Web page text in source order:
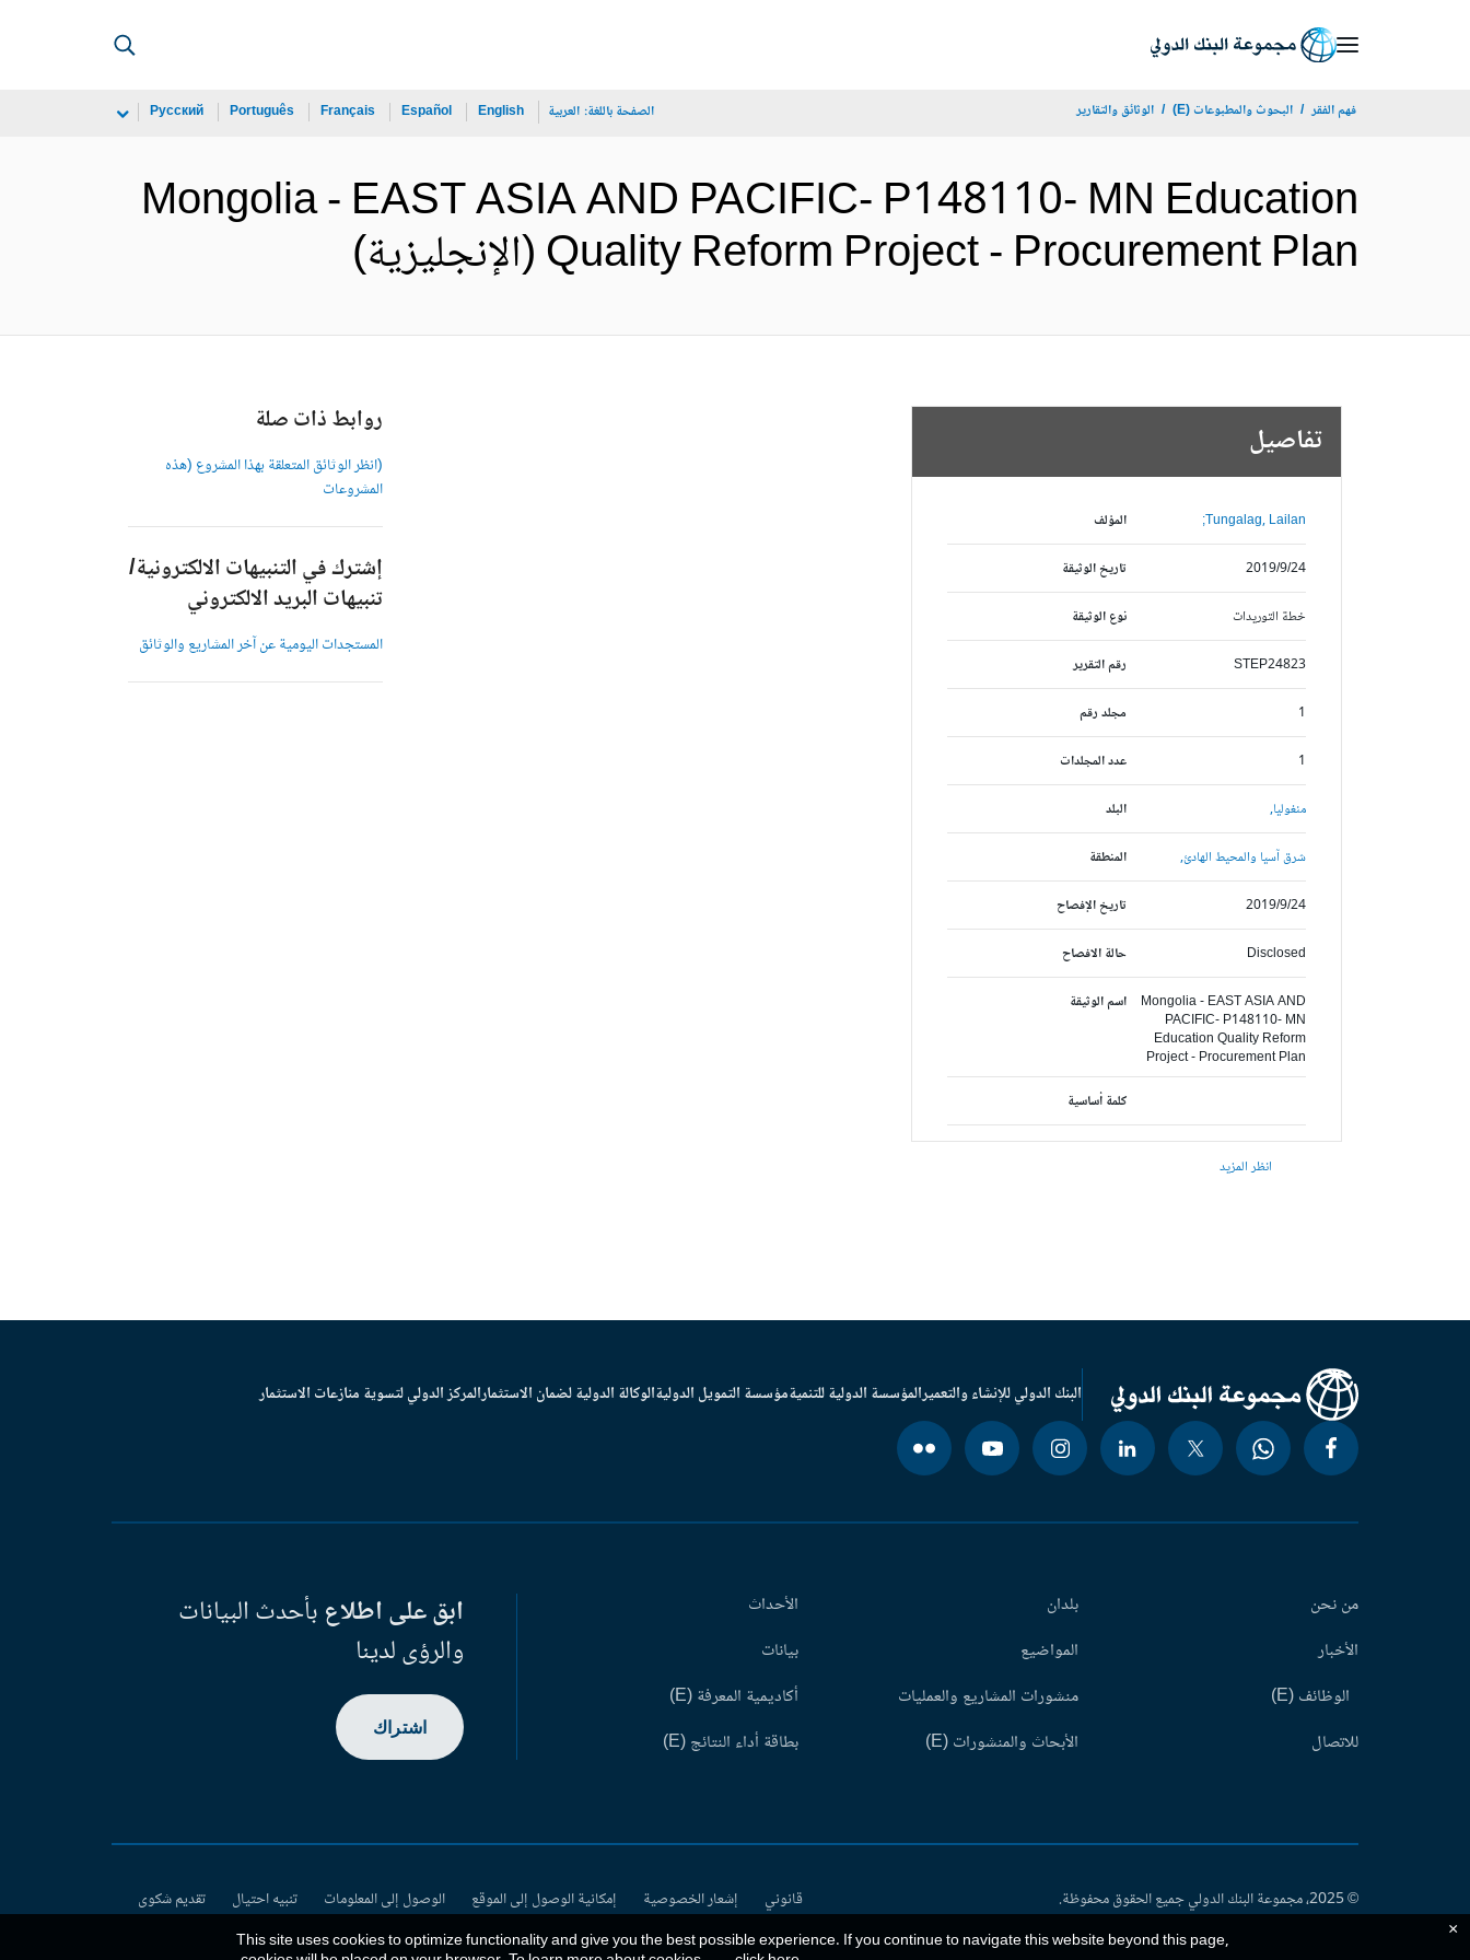
فهم الفقر البحوث والمطبوعات (E) الوثائق والتقارير الصفحة باللغة: العربية English
Español
Français
Português
Русский
Mongolia - EAST ASIA AND PACIFIC- P148110- MN Education
Quality Reform Project - Procurement Plan (الإنجليزية)
تفاصيل
المؤلف Tungalag, Lailan;
تاريخ الوثيقة 2019/9/24
نوع الوثيقة خطة التوريدات
رقم التقرير STEP24823
مجلد رقم 1
عدد المجلدات 1
البلد منغوليا,
المنطقة شرق آسيا والمحيط الهادئ,
تاريخ الإفصاح 2019/9/24
حالة الافصاح Disclosed
اسم الوثيقة
Mongolia - EAST ASIA AND
PACIFIC- P148110- MN
Education Quality Reform
Project - Procurement Plan
كلمة أساسية
انظر المزيد
روابط ذات صلة
(انظر الوثائق المتعلقة بهذا المشروع (هذه
المشروعات
إشترك في التنبيهات الالكترونية/
تنبيهات البريد الالكتروني
المستجدات اليومية عن آخر المشاريع والوثائق
البنك الدولي للإنشاء والتعميرالمؤسسة الدولية للتنميةمؤسسة التمويل الدوليةالوكالة الدولية لضمان الاستثمارالمركز الدولي لتسوية منازعات الاستثمار
من نحن
الأخبار
الوظائف (E)
للاتصال
بلدان
المواضيع
منشورات المشاريع والعمليات
الأبحاث والمنشورات (E)
الأحداث
بيانات
أكاديمية المعرفة (E)
بطاقة أداء النتائج (E)
ابق على اطلاعبأحدث البيانات
والرؤى لدينا
اشتراك
© 2025، مجموعة البنك الدولي جميع الحقوق محفوظة. قانوني إشعار الخصوصية إمكانية الوصول إلى الموقع الوصول إلى المعلومات تنبيه احتيال
تقديم شكوى
This site uses cookies to optimize functionality and give you the best possible experience. If you continue to navigate this website beyond this page,
×